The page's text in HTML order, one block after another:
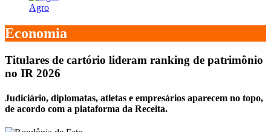
Agro
Economia
Titulares de cartório lideram ranking de patrimônio
no IR 2026
Judiciário, diplomatas, atletas e empresários aparecem no topo,
de acordo com a plataforma da Receita.